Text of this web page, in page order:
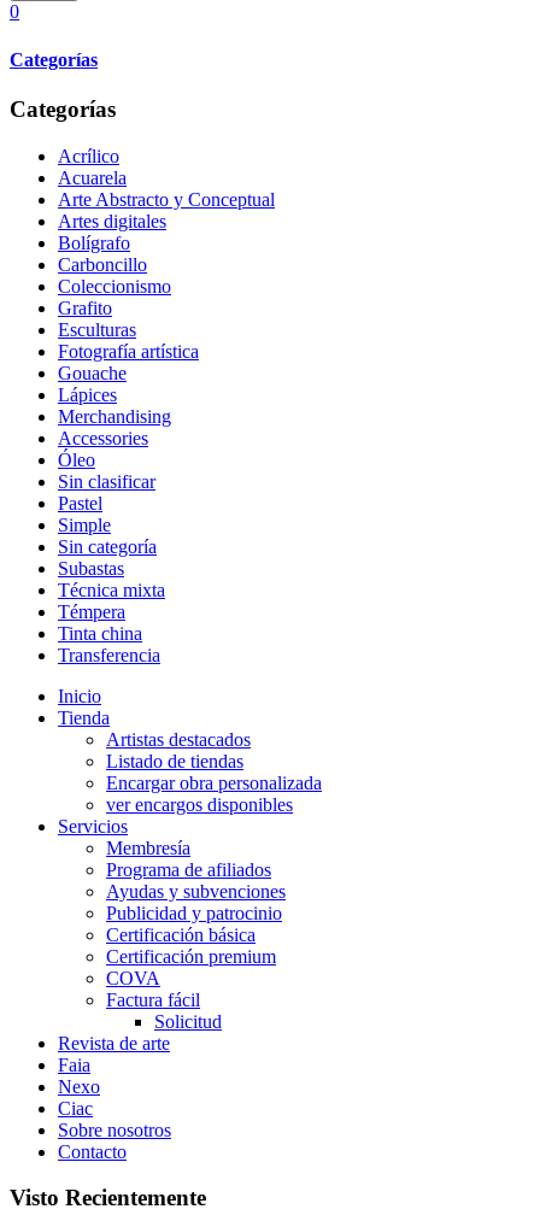
0
Categorías
Categorías
Acrílico
Acuarela
Arte Abstracto y Conceptual
Artes digitales
Bolígrafo
Carboncillo
Coleccionismo
Grafito
Esculturas
Fotografía artística
Gouache
Lápices
Merchandising
Accessories
Óleo
Sin clasificar
Pastel
Simple
Sin categoría
Subastas
Técnica mixta
Témpera
Tinta china
Transferencia
Inicio
Tienda
Artistas destacados
Listado de tiendas
Encargar obra personalizada
ver encargos disponibles
Servicios
Membresía
Programa de afiliados
Ayudas y subvenciones
Publicidad y patrocinio
Certificación básica
Certificación premium
COVA
Factura fácil
Solicitud
Revista de arte
Faia
Nexo
Ciac
Sobre nosotros
Contacto
Visto Recientemente